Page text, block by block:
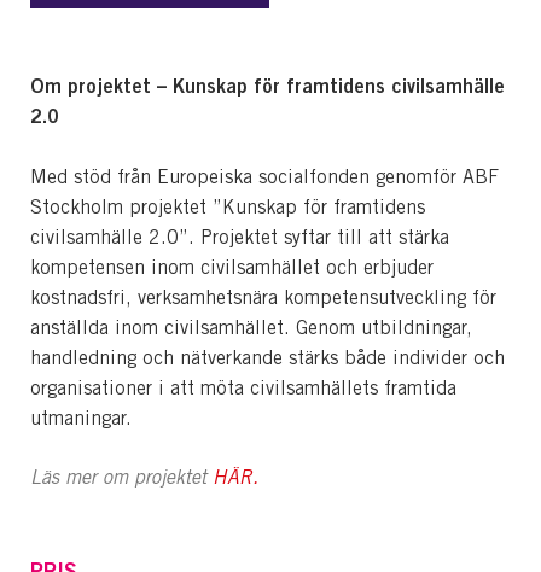
Om projektet – Kunskap för framtidens civilsamhälle
2.0
Med stöd från Europeiska socialfonden genomför ABF
Stockholm projektet ”Kunskap för framtidens
civilsamhälle 2.0”. Projektet syftar till att stärka
kompetensen inom civilsamhället och erbjuder
kostnadsfri, verksamhetsnära kompetensutveckling för
anställda inom civilsamhället. Genom utbildningar,
handledning och nätverkande stärks både individer och
organisationer i att möta civilsamhällets framtida
utmaningar.
Läs mer om projektet HÄR.